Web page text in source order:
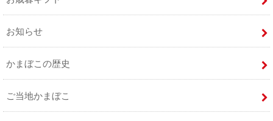
お知らせ
かまぼこの歴史
ご当地かまぼこ